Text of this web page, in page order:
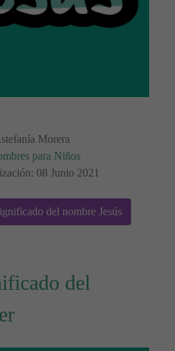
Morera
para Niños
08 Junio 2021
del nombre Jesús
del